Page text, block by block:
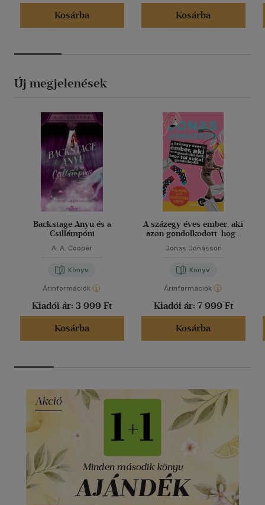
Kosárba
Kosárba
Új megjelenések
Backstage Anyu és a
Csillámpóni
A. A. Cooper
Könyv
Árinformációk
Kiadói ár: 3 999 Ft
Kosárba
A százegy éves ember, aki
azon gondolkodott, hogy
Jonas Jonasson
Könyv
Árinformációk
Kiadói ár: 7 999 Ft
Kosárba